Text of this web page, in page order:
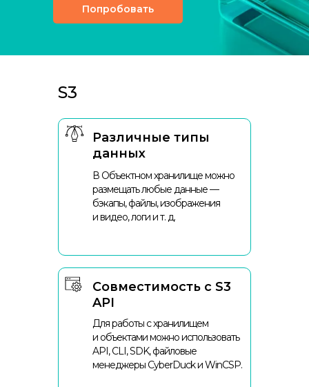
Попробовать
S3
Для работы с хранилищем
и объектами можно использовать
API, CLI, SDK, файловые
менеджеры CyberDuck и WinCSP.
В Объектном хранилище можно
размещать любые данные —
бэкапы, файлы, изображения
и видео, логи и т. д.
Различные типы
данных
Совместимость с S3
API